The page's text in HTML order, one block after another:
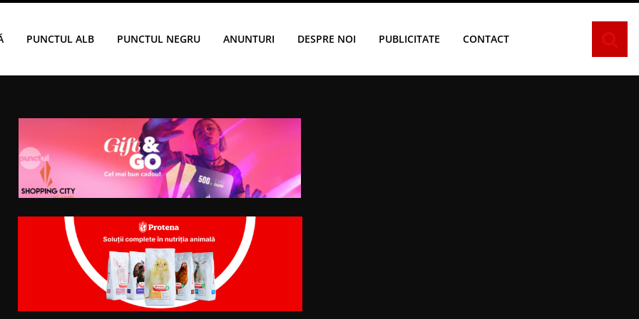
PUNCTUL ALB PUNCTUL NEGRU ANUNTURI DESPRE NOI PUBLICITATE CONTACT